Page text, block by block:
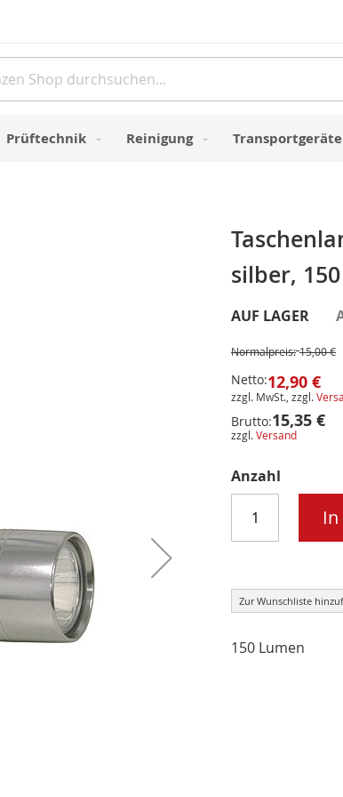
Prüftechnik Reinigung Transportgeräte
silber,
AUF LAGER
Normalpreis: 15,00 €
Netto:12,90 €
zzgl. MwSt., zzgl.
Brutto:15,35 €
zzgl.Versand
Anzahl
Zur Wunschliste
150 Lumen